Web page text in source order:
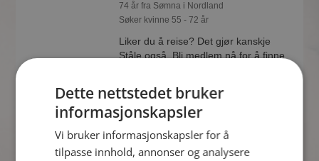
74 år fra Sømna i Nordland
Søker kvinne 55 - 72 år
Liker du å reise? Det gjør kanskje
Ståle også. Bli medlem nå for å finne
Dette nettstedet bruker
informasjonskapsler
Vi bruker informasjonskapsler for å
tilpasse innhold, annonser og analysere